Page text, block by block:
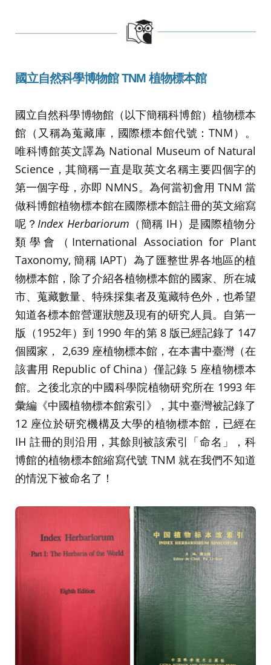
國立自然科學博物館 TNM 植物標本館
國立自然科學博物館（以下簡稱科博館）植物標本
館（又稱為蒐藏庫，國際標本館代號：TNM）。
唯科博館英文譯為 National Museum of Natural
Science，其簡稱一直是取英文名稱主要四個字的
第一個字母，亦即 NMNS。為何當初會用 TNM 當
做科博館植物標本館在國際標本館註冊的英文縮寫
呢？ Index Herbariorum （簡稱 IH）是國際植物分
類學會（International Association for Plant
Taxonomy, 簡稱 IAPT）為了匯整世界各地區的植
物標本館，除了介紹各植物標本館的國家、所在城
市、蒐藏數量、特殊採集者及蒐藏特色外，也希望
知道各標本館營運狀態及現有的研究人員。自第一
版（1952年）到 1990 年的第 8 版已經記錄了 147
個國家， 2,639 座植物標本館，在本書中臺灣（在
該書用 Republic of China）僅記錄 5 座植物標本
館。之後北京的中國科學院植物研究所在 1993 年
彙編《中國植物標本館索引》，其中臺灣被記錄了
12 座位於研究機構及大學的植物標本館，已經在
IH 註冊的則沿用，其餘則被該索引「命名」，科
博館的植物標本館縮寫代號 TNM 就在我們不知道
的情況下被命名了！